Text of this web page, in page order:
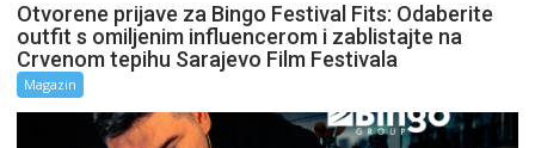
Otvorene prijave za Bingo Festival Fits: Odaberite
outfit s omiljenim influencerom i zablistajte na
Crvenom tepihu Sarajevo Film Festivala
Magazin